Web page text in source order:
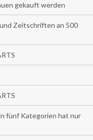
gekauft werden
Zeitschriften an 500
fünf Kategorien hat nur